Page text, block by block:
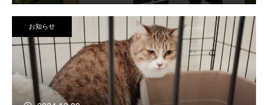
お知らせ